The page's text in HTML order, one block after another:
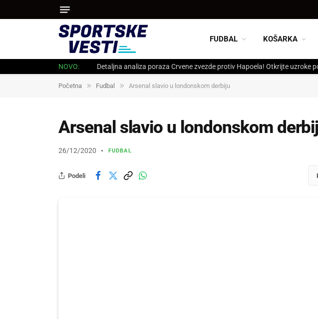
FUDBAL KOŠARKA
NOVO: Detaljna analiza poraza Crvene zvezde protiv Hapoela! Otkrijte uzroke
Početna » Fudbal » Arsenal slavio u londonskom derbiju
Arsenal slavio u londonskom
26/12/2020 FUDBAL
Podeli